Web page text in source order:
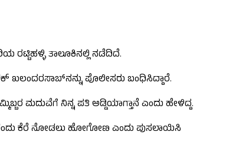
ರಟ್ಟಿಹಳ್ಳಿ ತಾಲೂಕಿನಲ್ಲಿ ನಡೆದಿದೆ.
ಪೊಲೀಸರು ಬಂಧಿಸಿದ್ದಾರೆ.
ಮದುವೆಗೆ ನಿನ್ನ ಪತಿ ಅಡ್ಡಿಯಾಗ್ತಾನೆ ಎಂದು ಹೇಳಿದ್ದ.
ಕೆರೆ ನೋಡಲು ಹೋಗೋಣ ಎಂದು ಪುಸಲಾಯಿಸಿ